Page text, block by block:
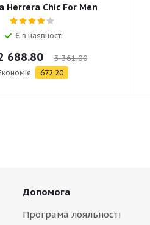
Herrera Chic For Men
Є в наявності
688.80 3 361.00
672.20
Допомога
Програма лояльності